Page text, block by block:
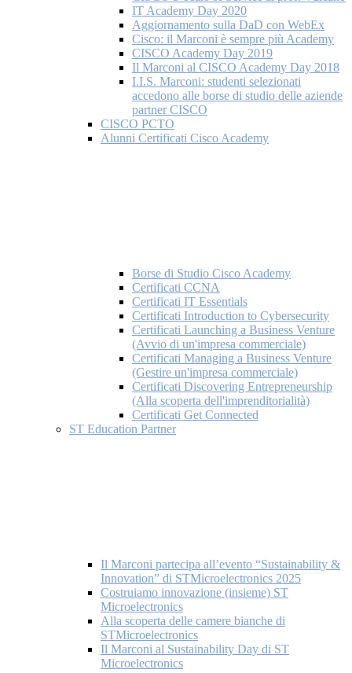
IT Academy Day 2020
Aggiornamento sulla DaD con WebEx
Cisco: il Marconi è sempre più Academy
CISCO Academy Day 2019
Il Marconi al CISCO Academy Day 2018
I.I.S. Marconi: studenti selezionati
accedono alle borse di studio delle aziende
partner CISCO
CISCO PCTO
Alunni Certificati Cisco Academy
Borse di Studio Cisco Academy
Certificati CCNA
Certificati IT Essentials
Certificati Introduction to Cybersecurity
Certificati Launching a Business Venture
(Avvio di un'impresa commerciale)
Certificati Managing a Business Venture
(Gestire un'impresa commerciale)
Certificati Discovering Entrepreneurship
(Alla scoperta dell'imprenditorialità)
Certificati Get Connected
ST Education Partner
Il Marconi partecipa all’evento “Sustainability &
Innovation” di STMicroelectronics 2025
Costruiamo innovazione (insieme) ST
Microelectronics
Alla scoperta delle camere bianche di
STMicroelectronics
Il Marconi al Sustainability Day di ST
Microelectronics